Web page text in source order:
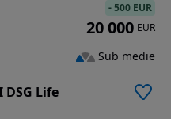
DSG Life
-500 EUR
20 000 EUR
Sub medie